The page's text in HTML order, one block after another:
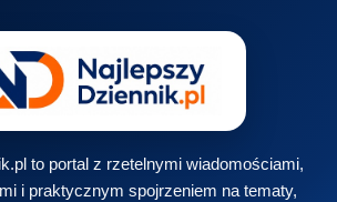
to portal z rzetelnymi wiadomościami,
i praktycznym spojrzeniem na tematy,